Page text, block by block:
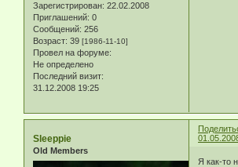
Зарегистрирован: 22.02.2008
Приглашений: 0
Сообщений: 256
Возраст: 39 [1986-11-10]
Провел на форуме:
Не определено
Последний визит:
31.12.2008 19:25
Sleeppie
Old Members
Я как-то